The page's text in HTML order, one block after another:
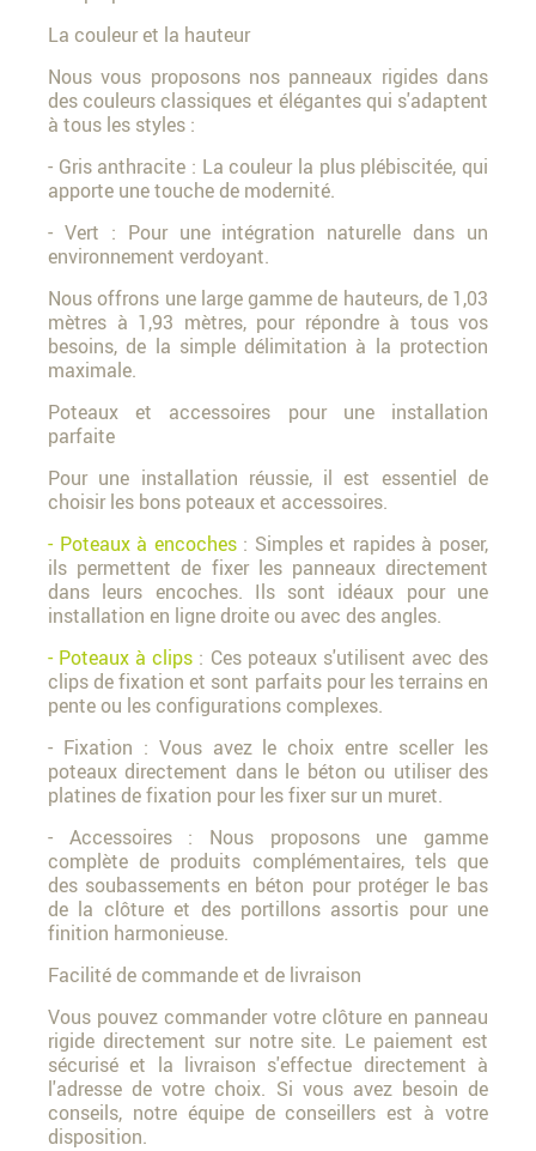
La couleur et la hauteur
Nous vous proposons nos panneaux rigides dans
des couleurs classiques et élégantes qui s'adaptent
à tous les styles :
- Gris anthracite : La couleur la plus plébiscitée, qui
apporte une touche de modernité.
- Vert : Pour une intégration naturelle dans un
environnement verdoyant.
Nous offrons une large gamme de hauteurs, de 1,03
mètres à 1,93 mètres, pour répondre à tous vos
besoins, de la simple délimitation à la protection
maximale.
Poteaux et accessoires pour une installation
parfaite
Pour une installation réussie, il est essentiel de
choisir les bons poteaux et accessoires.
- Poteaux à encoches: Simples et rapides à poser,
ils permettent de fixer les panneaux directement
dans leurs encoches. Ils sont idéaux pour une
installation en ligne droite ou avec des angles.
- Poteaux à clips : Ces poteaux s'utilisent avec des
clips de fixation et sont parfaits pour les terrains en
pente ou les configurations complexes.
- Fixation : Vous avez le choix entre sceller les
poteaux directement dans le béton ou utiliser des
platines de fixation pour les fixer sur un muret.
- Accessoires : Nous proposons une gamme
complète de produits complémentaires, tels que
des soubassements en béton pour protéger le bas
de la clôture et des portillons assortis pour une
finition harmonieuse.
Facilité de commande et de livraison
Vous pouvez commander votre clôture en panneau
rigide directement sur notre site. Le paiement est
sécurisé et la livraison s'effectue directement à
l'adresse de votre choix. Si vous avez besoin de
conseils, notre équipe de conseillers est à votre
disposition.